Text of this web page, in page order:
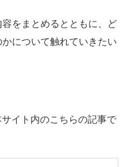
をまとめるとともに、ど
について触れていきたい
イト内のこちらの記事で